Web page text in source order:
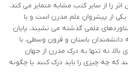
را از سایر کتب مشابه متمایز می کند.
از پیشروان علم مدرن است و با
علمی گذشته می نشیند. پایان
باستان و قرون وسطی، با
نه تنها به درک مدرن از جهان
که چه چیزی را باید درک کنند یا چگونه